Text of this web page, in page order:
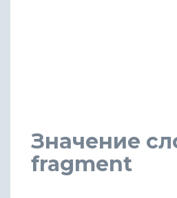
Значение
fragment